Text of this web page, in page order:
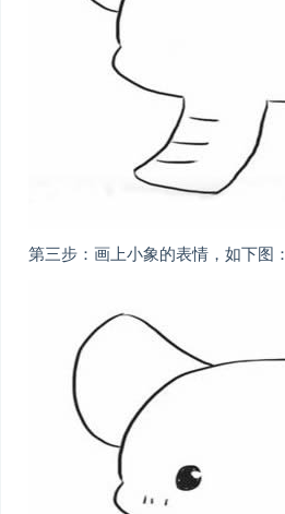
第三步：画上小象的表情，如下图：